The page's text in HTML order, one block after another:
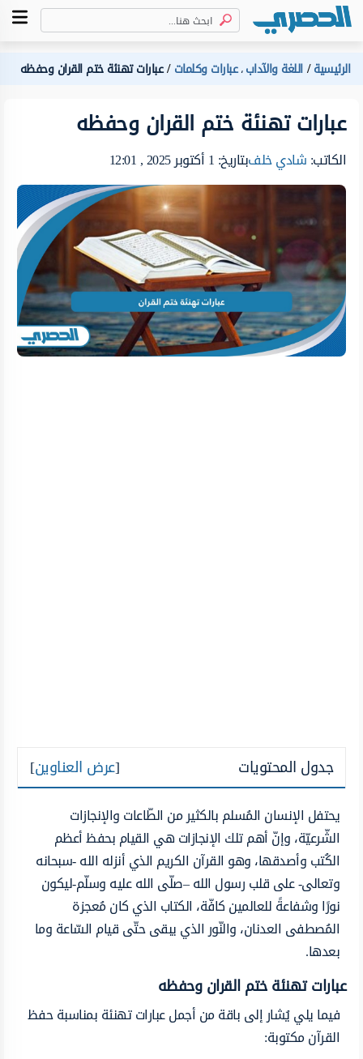
الرئيسية اللغة والآداب،عبارات وكلمات عبارات تهنئة ختم القران وحفظه
عبارات تهنئة ختم القران وحفظه
الكاتب:شادي خلفبتاريخ: 1 أكتوبر 2025 , 12:01
جدول المحتويات [عرض العناوين]
يحتفل الإنسان المُسلم بالكثير من الطّاعات والإنجازات
الشّرعيّة، وإنّ أهم تلك الإنجازات هي القيام بحفظ أعظم
الكُتب وأصدقها، وهو القرآن الكريم الذي أنزله الله -سبحانه
وتعالى- على قلب رسول الله –صلّى الله عليه وسلّم-ليكون
نورًا وشفاعةً للعالمين كافّة، الكتاب الذي كان مُعجزة
المُصطفى العدنان، والنّور الذي يبقى حتّى قيام السّاعة وما
بعدها.
عبارات تهنئة ختم القران وحفظه
فيما يلي يُشار إلى باقة من أجمل عبارات تهنئة بمناسبة حفظ
القرآن مكتوبة: